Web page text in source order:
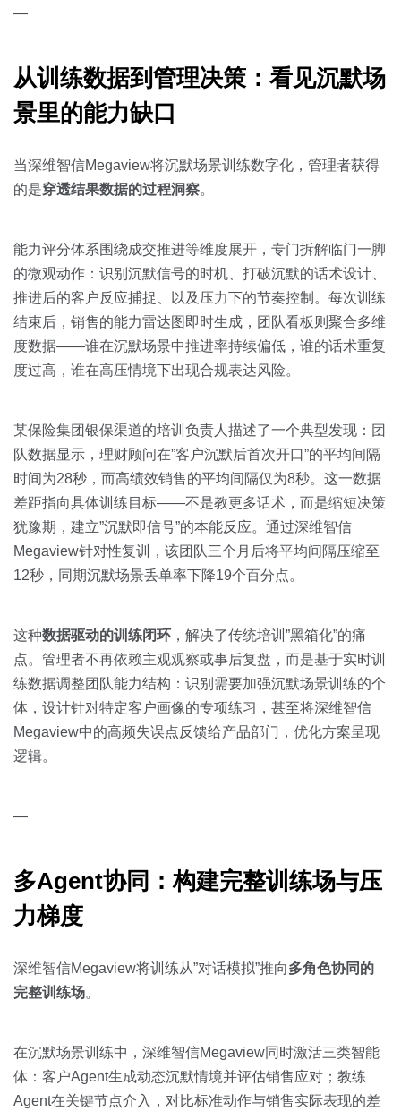
—
从训练数据到管理决策：看见沉默场
景里的能力缺口
当深维智信Megaview将沉默场景训练数字化，管理者获得
的是穿透结果数据的过程洞察。
能力评分体系围绕成交推进等维度展开，专门拆解临门一脚
的微观动作：识别沉默信号的时机、打破沉默的话术设计、
推进后的客户反应捕捉、以及压力下的节奏控制。每次训练
结束后，销售的能力雷达图即时生成，团队看板则聚合多维
度数据——谁在沉默场景中推进率持续偏低，谁的话术重复
度过高，谁在高压情境下出现合规表达风险。
某保险集团银保渠道的培训负责人描述了一个典型发现：团
队数据显示，理财顾问在”客户沉默后首次开口”的平均间隔
时间为28秒，而高绩效销售的平均间隔仅为8秒。这一数据
差距指向具体训练目标——不是教更多话术，而是缩短决策
犹豫期，建立”沉默即信号”的本能反应。通过深维智信
Megaview针对性复训，该团队三个月后将平均间隔压缩至
12秒，同期沉默场景丢单率下降19个百分点。
这种数据驱动的训练闭环 ，解决了传统培训”黑箱化”的痛
点。管理者不再依赖主观观察或事后复盘，而是基于实时训
练数据调整团队能力结构：识别需要加强沉默场景训练的个
体，设计针对特定客户画像的专项练习，甚至将深维智信
Megaview中的高频失误点反馈给产品部门，优化方案呈现
逻辑。
—
多Agent协同：构建完整训练场与压
力梯度
深维智信Megaview将训练从”对话模拟”推向多角色协同的
完整训练场。
在沉默场景训练中，深维智信Megaview同时激活三类智能
体：客户Agent生成动态沉默情境并评估销售应对；教练
Agent在关键节点介入，对比标准动作与销售实际表现的差